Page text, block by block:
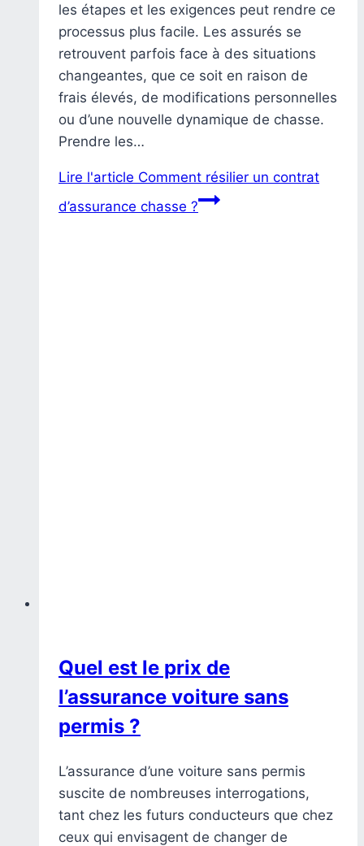
les étapes et les exigences peut rendre ce
processus plus facile. Les assurés se
retrouvent parfois face à des situations
changeantes, que ce soit en raison de
frais élevés, de modifications personnelles
ou d’une nouvelle dynamique de chasse.
Prendre les…
Lire l'article Comment résilier un contrat
d’assurance chasse ?
Quel est le prix de
l’assurance voiture sans
permis ?
L’assurance d’une voiture sans permis
suscite de nombreuses interrogations,
tant chez les futurs conducteurs que chez
ceux qui envisagent de changer de